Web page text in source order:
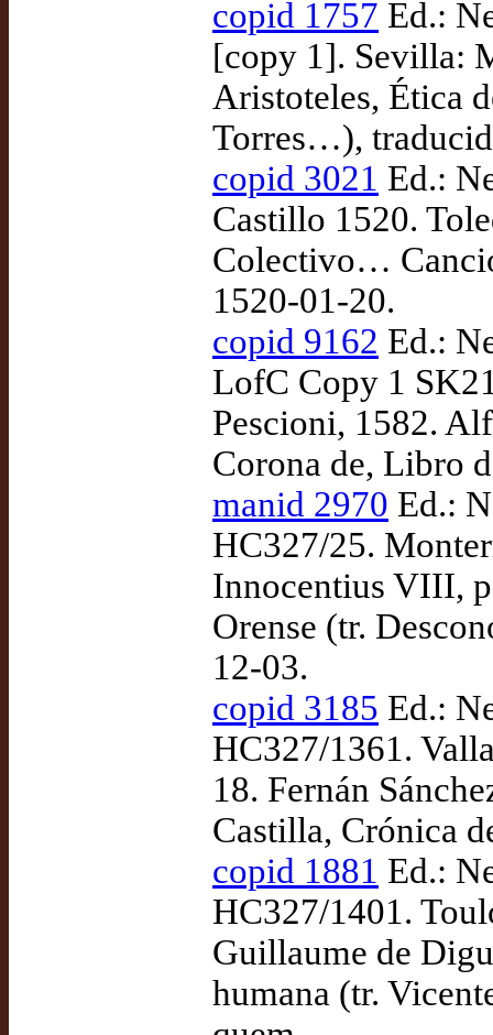
copid 1757 Ed.:
[copy 1]. Sevilla:
Aristoteles, Ética
Torres…),
copid 3021 Ed.:
Castillo 1520.
Colectivo…
1520-01-20.
copid 9162 Ed.:
LofC Copy 1
Pescioni, 1582.
Corona de, Libro
manid 2970 Ed.:
HC327/25.
Innocentius VIII,
Orense (tr.
12-03.
copid 3185 Ed.:
HC327/1361.
18. Fernán
Castilla, Crónica
copid 1881 Ed.:
HC327/1401.
Guillaume de
humana (tr.